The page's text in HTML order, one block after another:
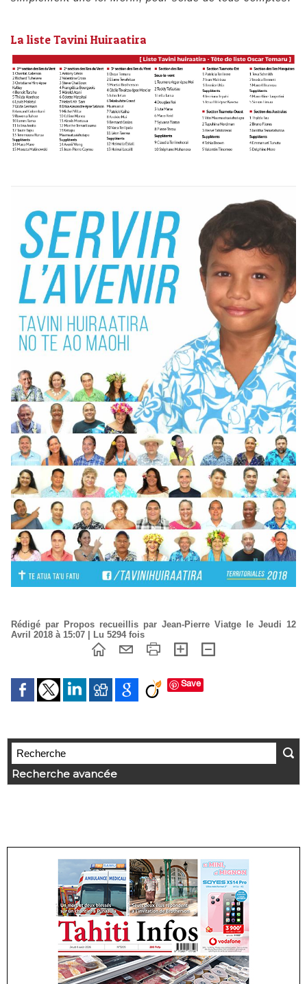
La liste Tavini Huiraatira
Rédigé par Propos recueillis par Jean-Pierre Viatge le Jeudi 12
Avril 2018 à 15:07 | Lu 5294 fois
Save
Recherche avancée